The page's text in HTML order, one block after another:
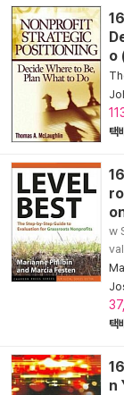
o
택
w
택
n